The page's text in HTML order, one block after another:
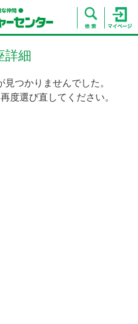
詳細
つかりませんでした。
度選び直してください。